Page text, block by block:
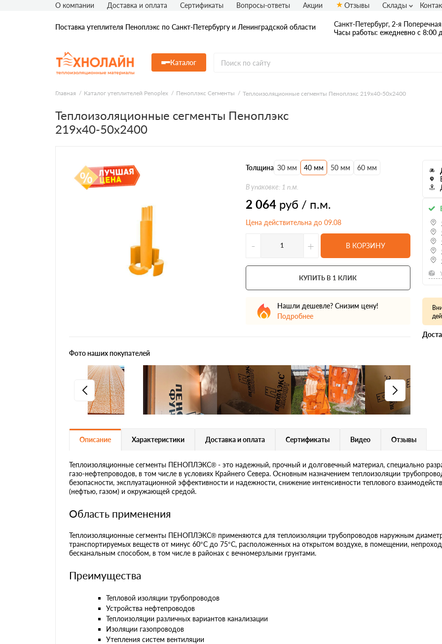
Поставка утеплителя Пеноплэкс по Санкт-Петербургу и Ленинградской области
Санкт-Петербург, 2-я
Часы работы: ежедневно с 8:00
Каталог
О компании Доставка и оплата Сертификаты Вопросы-ответы Акции Отзывы Склады
Главная Каталог утеплителей Penoplex Пеноплэкс Сегменты Теплоизоляционные сегменты Пеноплэкс 219x40-50х2400
Теплоизоляционные сегменты Пеноплэкс
219x40-50х2400
Толщина 30 мм 40 мм 50 мм 60 мм
В упаковке: 1 п.м.
2 064 руб / п.м.
Цена действительна до 09.08
- + В КОРЗИНУ
КУПИТЬ В 1 КЛИК
Нашли дешевле? Снизим цену!
Подробнее
Фото наших покупателей
Описание Характеристики Доставка и оплата Сертификаты Видео Отзывы
Теплоизоляционные сегменты ПЕНОПЛЭКС® - это надежный, прочный и долговечный материал, специально
газо-нефтепроводов, в том числе в условиях Крайнего Севера. Основным назначением теплоизоляции
безопасности, эксплуатационной эффективности и надежности, снижение интенсивности теплового
(нефтью, газом) и окружающей средой.
Область применения
Теплоизоляционные сегменты ПЕНОПЛЭКС® применяются для теплоизоляции трубопроводов наружным
транспортируемых веществ от минус 60°С до 75°С, расположенных на открытом воздухе, в помещении,
бесканальным способом, в том числе в районах с вечномерзлыми грунтами.
Преимущества
Тепловой изоляции трубопроводов
Устройства нефтепроводов
Теплоизоляции различных вариантов канализации
Изоляции газопроводов
Утепления систем вентиляции